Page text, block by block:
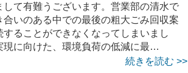
て有難うございます。営業部の清水で
いのある中での最後の粗大ごみ回収案
ることができなくなってしまいまし
現に向けた、環境負荷の低減に最…
続きを読む >>